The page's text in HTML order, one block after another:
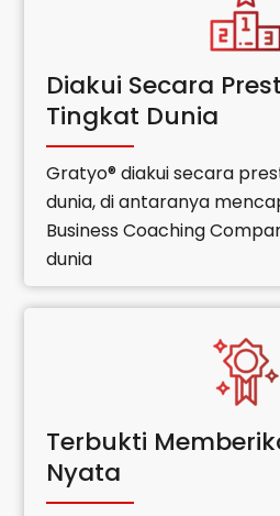
Diakui Secara
Tingkat Dunia
Gratyo® diakui secara
dunia, di antaranya
Business Coaching
dunia
Terbukti
Nyata